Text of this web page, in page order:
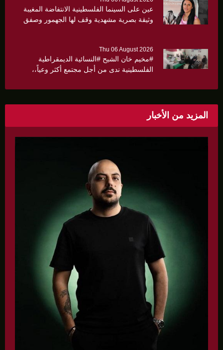
عين على السينما الفلسطينية الانتفاضة المغيبة
وثيقة بصرية مشهدية وقف لها الجهمور وصفق
Thu 06 August 2026
#مخيم خان الشيح #النسائية الديمقراطية
الفلسطينية ندى من أجل مجتمع أكثر وعياً،،
بروشورات توعوية على سيدات الحي.
المزيد من الأخبار